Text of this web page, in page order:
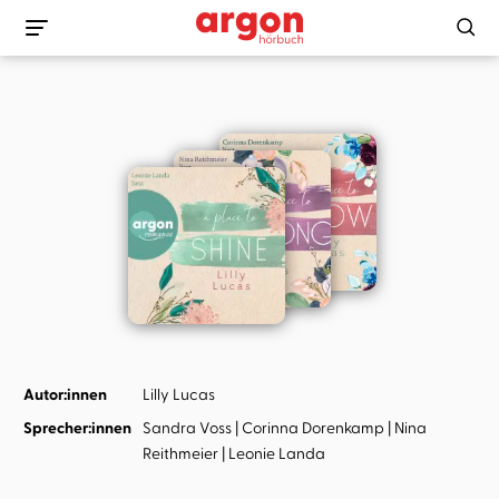
Autor:innen Lilly Lucas
Sprecher:innen Sandra Voss Corinna Dorenkamp
Nina
Reithmeier
Leonie Landa